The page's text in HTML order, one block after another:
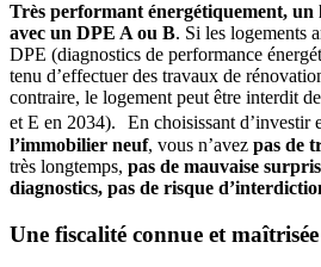
Très performant énergétiquement, un
avec un DPE A ou B. Si les logements
DPE (diagnostics de performance
tenu d’effectuer des travaux de
contraire, le logement peut être interdit
et E en 2034). En choisissant d’investir
l’immobilier neuf, vous n’avez pas de
très longtemps, pas de mauvaise
diagnostics, pas de risque
Une fiscalité connue et maîtrisée